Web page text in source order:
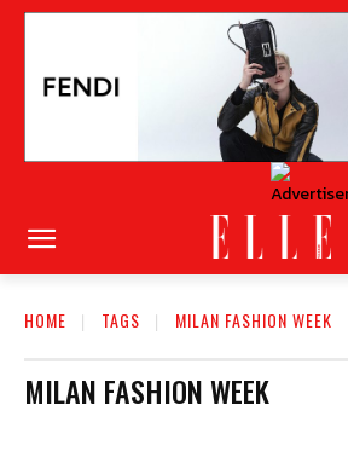
HOME TAGS MILAN FASHION WEEK
MILAN FASHION WEEK